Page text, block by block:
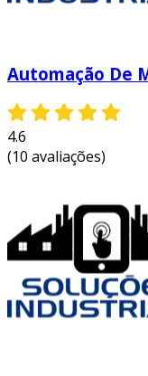
Automação De
4.6
(10 avaliações)